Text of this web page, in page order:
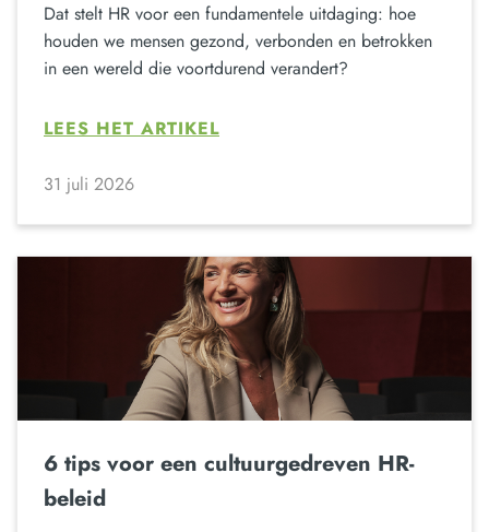
Dat stelt HR voor een fundamentele uitdaging: hoe
houden we mensen gezond, verbonden en betrokken
in een wereld die voortdurend verandert?
LEES HET ARTIKEL
31 juli 2026
6 tips voor een cultuurgedreven HR-
beleid